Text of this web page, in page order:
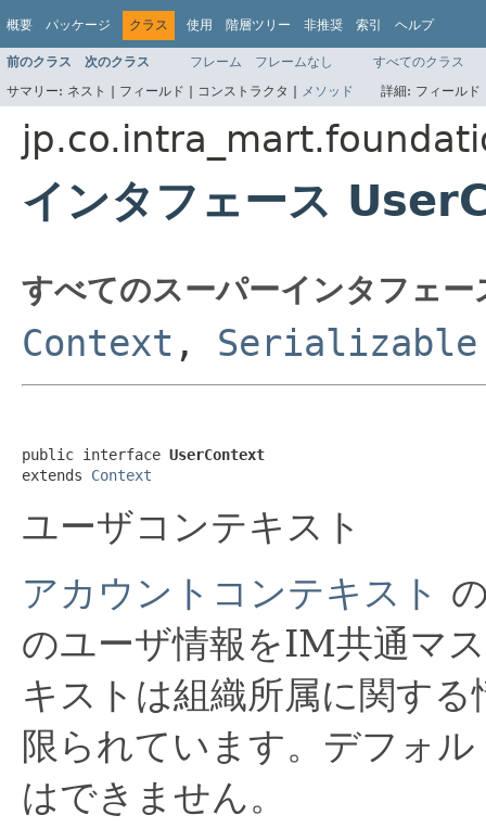
概要 パッケージ クラス 使用 階層ツリー 非推奨 索引 ヘルプ
前のクラス 次のクラス フレーム フレームなし
すべてのクラス
サマリー: ネスト | フィールド | コンストラクタ | メソッド 詳細: フィール
インタフェース
すべてのスーパーインタフェー
Context , Serializable
public interface UserContext
extends Context
ユーザコンテキスト
アカウントコンテキスト
のユーザ情報をIM共通マ
キストは組織所属に関す
限られています。デフォ
はできません。